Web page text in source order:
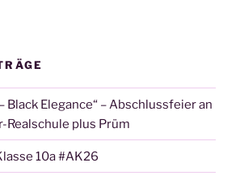
Black Elegance“ – Abschlussfeier an
Realschule plus Prüm
10a #AK26